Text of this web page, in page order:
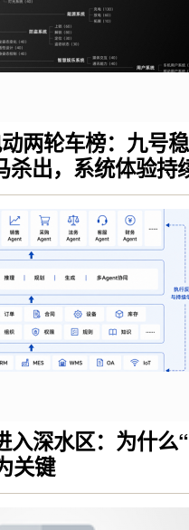
两轮车榜：九号
杀出，系统体验持
入深水区：为什么
关键